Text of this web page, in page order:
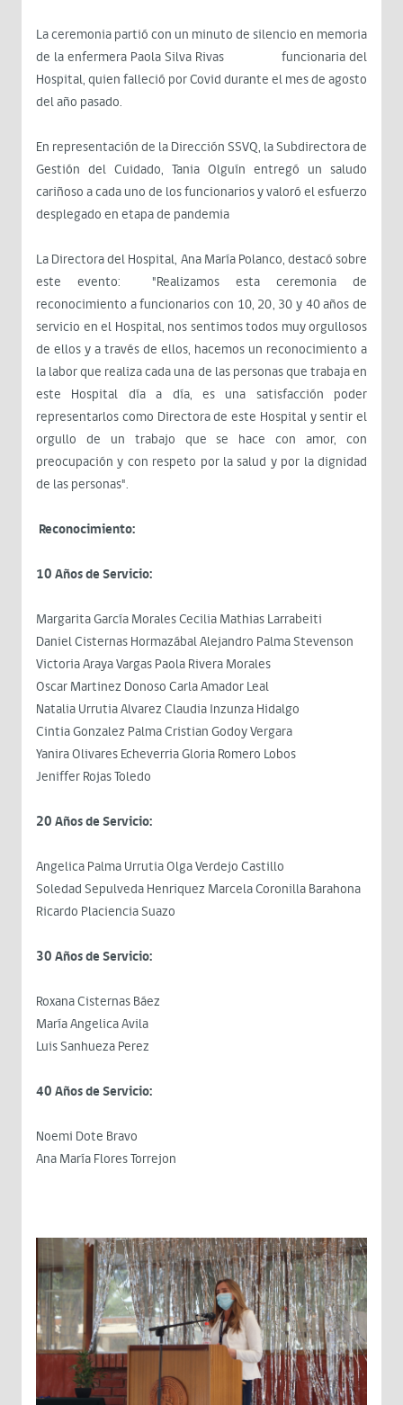
La ceremonia partió con un minuto de silencio en memoria
de la enfermera Paola Silva Rivas funcionaria del
Hospital, quien falleció por Covid durante el mes de agosto
del año pasado.
En representación de la Dirección SSVQ, la Subdirectora de
Gestión del Cuidado, Tania Olguín entregó un saludo
cariñoso a cada uno de los funcionarios y valoró el esfuerzo
desplegado en etapa de pandemia
La Directora del Hospital, Ana María Polanco, destacó sobre
este evento: "Realizamos esta ceremonia de
reconocimiento a funcionarios con 10, 20, 30 y 40 años de
servicio en el Hospital, nos sentimos todos muy orgullosos
de ellos y a través de ellos, hacemos un reconocimiento a
la labor que realiza cada una de las personas que trabaja en
este Hospital día a día, es una satisfacción poder
representarlos como Directora de este Hospital y sentir el
orgullo de un trabajo que se hace con amor, con
preocupación y con respeto por la salud y por la dignidad
de las personas".
Reconocimiento:
10 Años de Servicio:
Margarita García Morales Cecilia Mathias Larrabeiti
Daniel Cisternas Hormazábal Alejandro Palma Stevenson
Victoria Araya Vargas Paola Rivera Morales
Oscar Martinez Donoso Carla Amador Leal
Natalia Urrutia Alvarez Claudia Inzunza Hidalgo
Cintia Gonzalez Palma Cristian Godoy Vergara
Yanira Olivares Echeverria Gloria Romero Lobos
Jeniffer Rojas Toledo
20 Años de Servicio:
Angelica Palma Urrutia Olga Verdejo Castillo
Soledad Sepulveda Henriquez Marcela Coronilla Barahona
Ricardo Placiencia Suazo
30 Años de Servicio:
Roxana Cisternas Báez
María Angelica Avila
Luis Sanhueza Perez
40 Años de Servicio:
Noemi Dote Bravo
Ana María Flores Torrejon